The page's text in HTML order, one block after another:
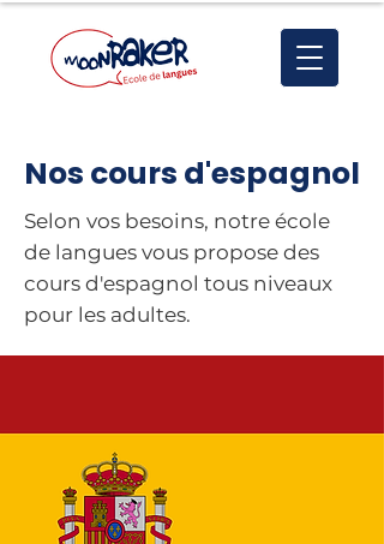
Nos cours d'espagnol
Selon vos besoins, notre école
de langues vous propose des
cours d'espagnol tous niveaux
pour les adultes.